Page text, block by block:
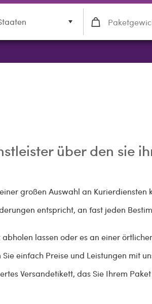
über den sie
großen Auswahl an
entspricht, an fast jeden
lassen oder es an einer
einfach Preise und Leistungen mit
Versandetikett, das Sie Ihrem